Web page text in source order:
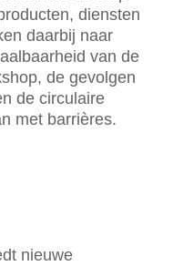
diensten
daarbij naar
van de
de gevolgen
de circulaire
met barrières.
nieuwe